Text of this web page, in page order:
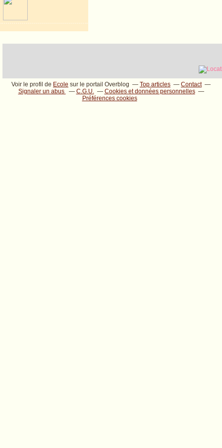
Voir le profil de Ecole sur le portail Overblog Top articles
Contact
Signaler un abus
C.G.U.
Cookies et données personnelles
Préférences cookies